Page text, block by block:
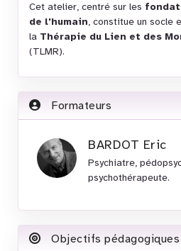
Cet atelier, centré sur les
de l'humain, constitue un socle
la Thérapie du Lien et des
(TLMR).
Formateurs
BARDOT Eric
Psychiatre,
psychothérapeute.
Objectifs pédagogiques